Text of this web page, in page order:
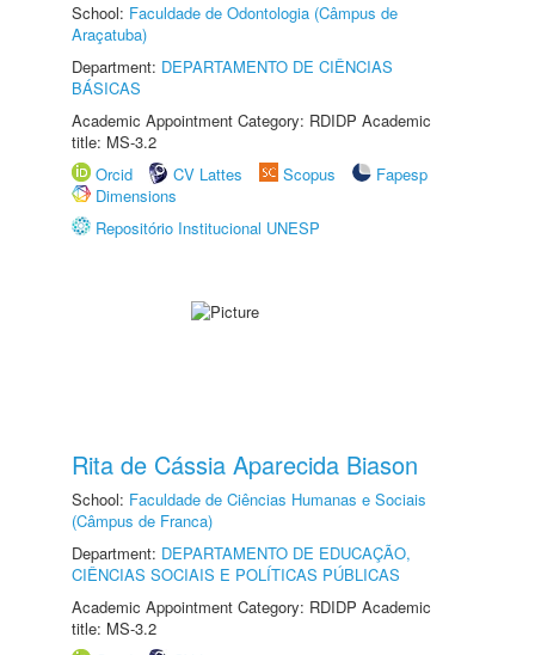
School: Faculdade de Odontologia (Câmpus de
Araçatuba)
Department: DEPARTAMENTO DE CIÊNCIAS
BÁSICAS
Academic Appointment Category: RDIDP Academic
title: MS-3.2
Orcid
CV Lattes Scopus
Fapesp
Dimensions
Repositório Institucional UNESP
Rita de Cássia Aparecida Biason
School: Faculdade de Ciências Humanas e Sociais
(Câmpus de Franca)
Department: DEPARTAMENTO DE EDUCAÇÃO,
CIÊNCIAS SOCIAIS E POLÍTICAS PÚBLICAS
Academic Appointment Category: RDIDP Academic
title: MS-3.2